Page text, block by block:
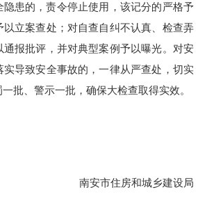
患的，责令停止使用，该记分的严格予
以立案查处；对自查自纠不认真、检查弄
通报批评，并对典型案例予以曝光。对安
导致安全事故的，一律从严查处，切实
批、警示一批，确保大检查取得实效。
南安市住房和城乡建设局